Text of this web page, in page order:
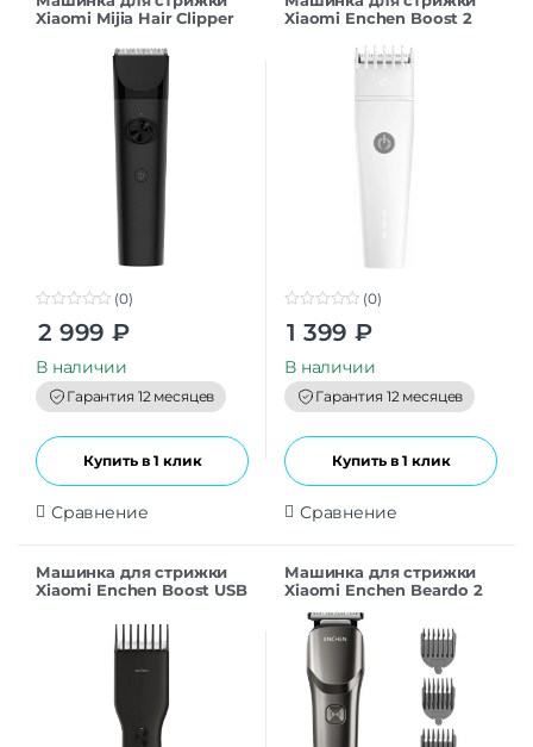
Xiaomi Mijia Hair Clipper
o
t
o
f
5
(0)
2 999 ₽
В наличии
Гарантия 12 месяцев
Купить в 1 клик
Сравнение
Xiaomi Enchen Boost 2
White EU
t
o
f
5
(0)
1 399 ₽
В наличии
Гарантия 12 месяцев
Купить в 1 клик
Сравнение
Машинка для стрижки
Xiaomi Enchen Boost USB
Машинка для стрижки
Xiaomi Enchen Beardo 2